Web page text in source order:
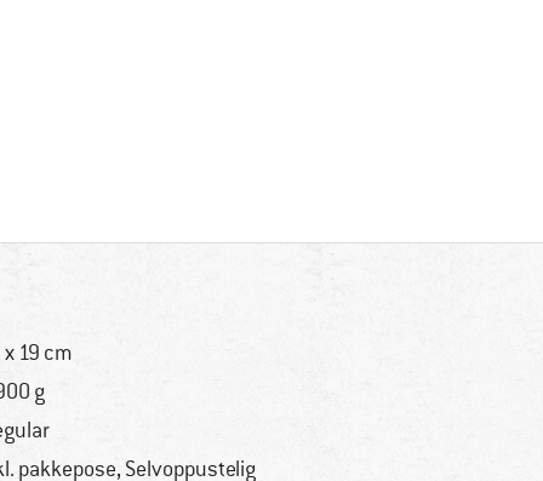
19 cm
g
pakkepose, Selvoppustelig